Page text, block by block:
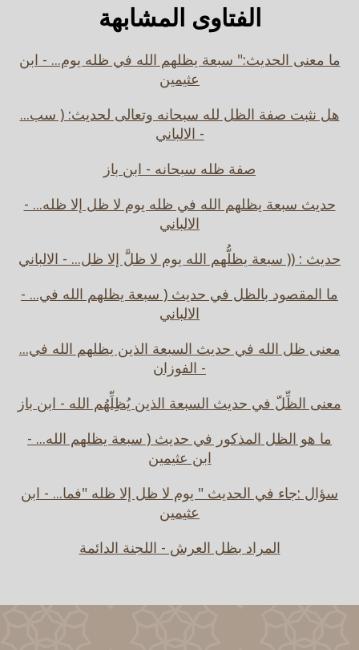
الفتاوى المشابهة
ما معنى الحديث:" سبعة يظلهم الله في ظله يوم... - ابن
عثيمين
هل نثبت صفة الظل لله سبحانه وتعالى لحديث: ( سب...
- الالباني
صفة ظله سبحانه - ابن باز
حديث سبعة يظلهم الله في ظله يوم لا ظل إلا ظله... -
الالباني
حديث : (( سبعة يظلُّهم الله يوم لا ظلَّ إلا ظل... - الالباني
ما المقصود بالظل في حديث ( سبعة يظلهم الله في... -
الالباني
معنى ظل الله في حديث السبعة الذين يظلهم الله في...
- الفوزان
معنى الظِّلّ في حديث السبعة الذين يُظِلِّهُم الله - ابن باز
ما هو الظل المذكور في حديث ( سبعة يظلهم الله... -
ابن عثيمين
سؤال :جاء في الحديث " يوم لا ظل إلا ظله "فما... - ابن
عثيمين
المراد بظل العرش - اللجنة الدائمة